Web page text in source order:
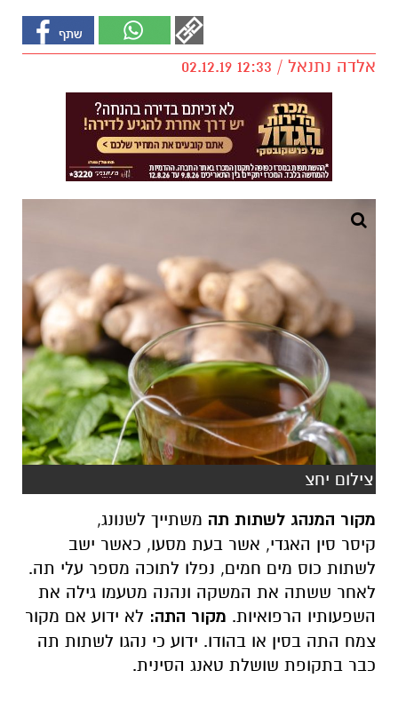
אלדה נתנאל / 12:33 02.12.19
צילום יחצ
מקור המנהג לשתות תה משתייך לשנונג,
קיסר סין האגדי, אשר בעת מסעו, כאשר ישב
לשתות כוס מים חמים, נפלו לתוכה מספר עלי תה.
לאחר ששתה את המשקה ונהנה מטעמו גילה את
השפעותיו הרפואיות. מקור התה: לא ידוע אם מקור
צמח התה בסין או בהודו. ידוע כי נהגו לשתות תה
כבר בתקופת שושלת טאנג הסינית.